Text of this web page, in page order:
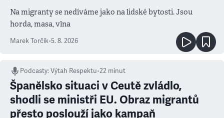
Na migranty se nedíváme jako na lidské bytosti. Jsou
horda, masa, vlna
Marek Torčík•5. 8. 2026
Podcasty:Výtah Respektu•22 minut
Španělsko situaci v Ceutě zvládlo,
shodli se ministři EU. Obraz migrantů
přesto poslouží jako kampaň